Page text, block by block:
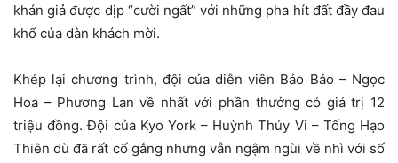
khán giả được dịp “cười ngất” với những pha hít đất đầy đau
khổ của dàn khách mời.
Khép lại chương trình, đội của diễn viên Bảo Bảo – Ngọc
Hoa – Phương Lan về nhất với phần thưởng có giá trị 12
triệu đồng. Đội của Kyo York – Huỳnh Thúy Vi – Tống Hạo
Thiên dù đã rất cố gắng nhưng vẫn ngậm ngùi về nhì với số